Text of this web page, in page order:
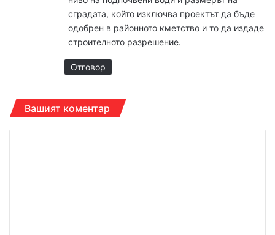
сградата, който изключва проектът да бъде
одобрен в районното кметство и то да издаде
строителното разрешение.
Отговор
Вашият коментар